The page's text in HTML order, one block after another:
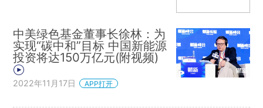
中美绿色基金董事长徐林：为
实现“碳中和”目标 中国新能源
投资将达150万亿元(附视频)
2022年11月17日 APP打开